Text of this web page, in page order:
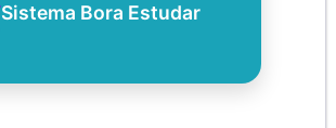
Sistema Bora Estudar